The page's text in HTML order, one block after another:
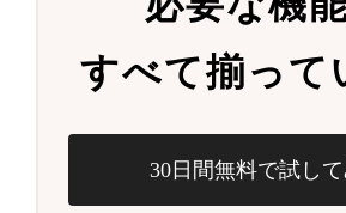
すべて揃って
30日間無料で試し